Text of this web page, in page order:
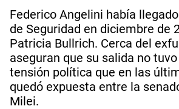
Federico Angelini había
de Seguridad en diciembre de
Patricia Bullrich. Cerca del
aseguran que su salida no
tensión política que en las
quedó expuesta entre la
Milei.